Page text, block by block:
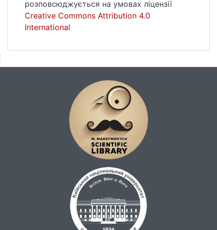
розповсюджується на умовах ліцензії
Creative Commons Attribution 4.0
International